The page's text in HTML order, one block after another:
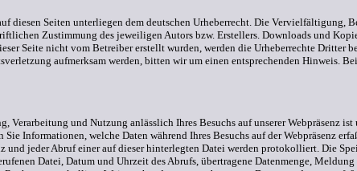
diesen Seiten unterliegen dem deutschen Urheberrecht. Die Vervielfältigung,
Zustimmung des jeweiligen Autors bzw. Erstellers. Downloads und
Seite nicht vom Betreiber erstellt wurden, werden die Urheberrechte Dritter
aufmerksam werden, bitten wir um einen entsprechenden Hinweis.
Verarbeitung und Nutzung anlässlich Ihres Besuchs auf unserer Webpräsenz
Informationen, welche Daten während Ihres Besuchs auf der Webpräsenz
und jeder Abruf einer auf dieser hinterlegten Datei werden protokolliert. Die
Datei, Datum und Uhrzeit des Abrufs, übertragene Datenmenge,